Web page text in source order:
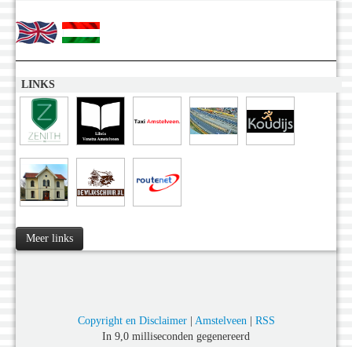
LINKS
Meer links
Copyright en Disclaimer| Amstelveen| RSS
In 9,0 milliseconden gegenereerd